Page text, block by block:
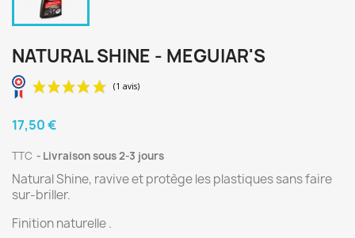
NATURAL SHINE - MEGUIAR'S
17,50 €
TTC Livraison sous 2-3 jours
Natural Shine, ravive et protège les plastiques sans faire
sur-briller.
Finition naturelle .